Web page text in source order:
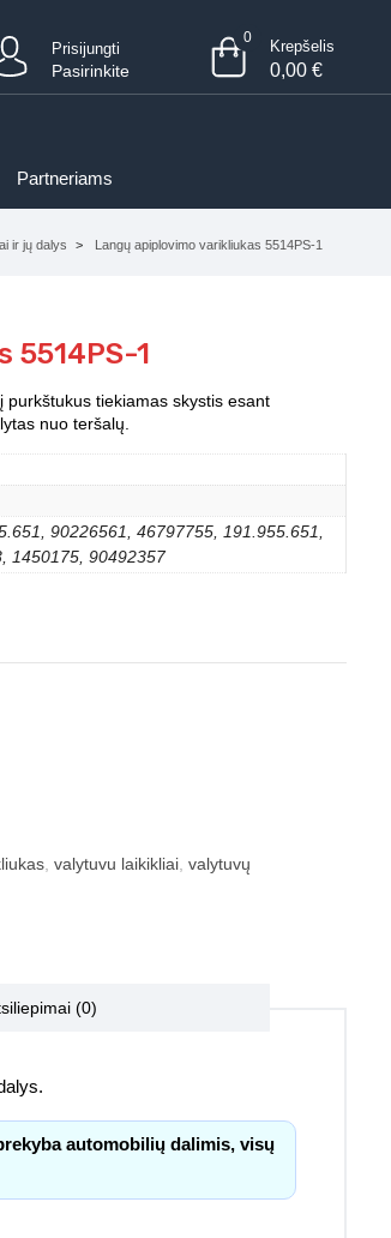
Prisijungti
Pasirinkite
0 Krepšelis
0,00 €
Partneriams
ir jų dalys Langų apiplovimo varikliukas 5514PS-1
5514PS-1
purkštukus tiekiamas skystis esant
nuo teršalų.
90226561, 46797755, 191.955.651,
1450175, 90492357
valytuvu laikikliai valytuvų
(0)
automobilių dalimis, visų